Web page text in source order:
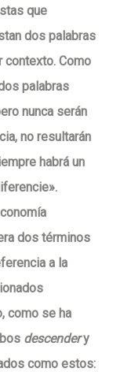
que
dos palabras
contexto. Como
palabras
nunca serán
no resultarán
habrá un
dos términos
a la
como se ha
descendery
como estos: